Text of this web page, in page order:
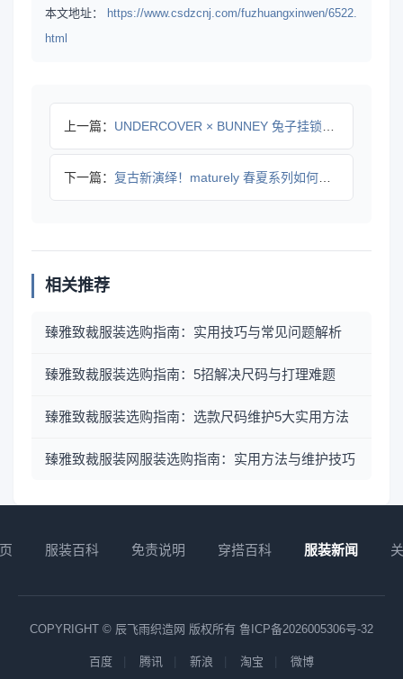
本文地址：
https://www.csdzcnj.com/fuzhuangxinwen/6522.
html
上一篇： UNDERCOVER × BUNNEY 兔子挂锁系列：解锁文
下一篇： 复古新演绎！maturely 春夏系列如何打造隽永高级日常穿
相关推荐
臻雅致裁服装选购指南：实用技巧与常见问题解析
臻雅致裁服装选购指南：5招解决尺码与打理难题
臻雅致裁服装选购指南：选款尺码维护5大实用方法
臻雅致裁服装网服装选购指南：实用方法与维护技巧
服装百科 免责说明 穿搭百科 服装新闻
COPYRIGHT © 辰飞雨织造网 版权所有 鲁ICP备2026005306号-32
百度 腾讯 新浪 淘宝 微博